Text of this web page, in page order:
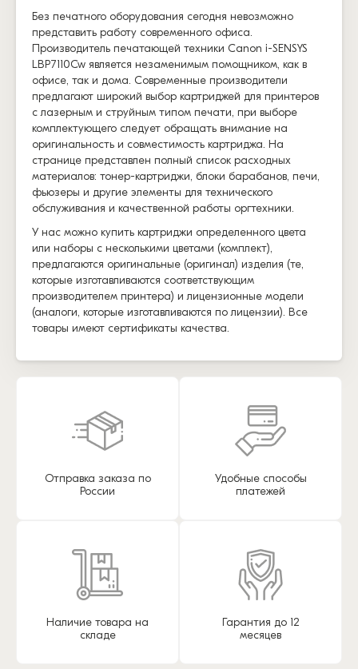
Без печатного оборудования сегодня невозможно
представить работу современного офиса.
Производитель печатающей техники Canon i-SENSYS
LBP7110Cw является незаменимым помощником, как в
офисе, так и дома. Современные производители
предлагают широкий выбор картриджей для принтеров
с лазерным и струйным типом печати, при выборе
комплектующего следует обращать внимание на
оригинальность и совместимость картриджа. На
странице представлен полный список расходных
материалов: тонер-картриджи, блоки барабанов, печи,
фьюзеры и другие элементы для технического
обслуживания и качественной работы оргтехники.
У нас можно купить картриджи определенного цвета
или наборы с несколькими цветами (комплект),
предлагаются оригинальные (оригинал) изделия (те,
которые изготавливаются соответствующим
производителем принтера) и лицензионные модели
(аналоги, которые изготавливаются по лицензии). Все
товары имеют сертификаты качества.
Отправка заказа по
России
Удобные способы
платежей
Наличие товара на
складе
Гарантия до 12
месяцев